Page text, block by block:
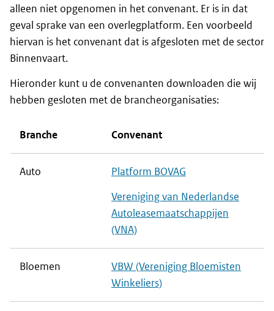
alleen niet opgenomen in het convenant. Er is in dat
geval sprake van een overlegplatform. Een voorbeeld
hiervan is het convenant dat is afgesloten met de sector
Binnenvaart.
Hieronder kunt u de convenanten downloaden die wij
hebben gesloten met de brancheorganisaties:
Branche Convenant
Auto
Platform BOVAG
Vereniging van Nederlandse
Autoleasemaatschappijen
(VNA)
Bloemen
VBW (Vereniging Bloemisten
Winkeliers)